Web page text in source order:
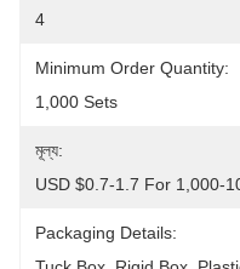
4
Minimum Order Quantity:
1,000 Sets
মূল্য:
USD $0.7-1.7 For 1,000-
Packaging Details: